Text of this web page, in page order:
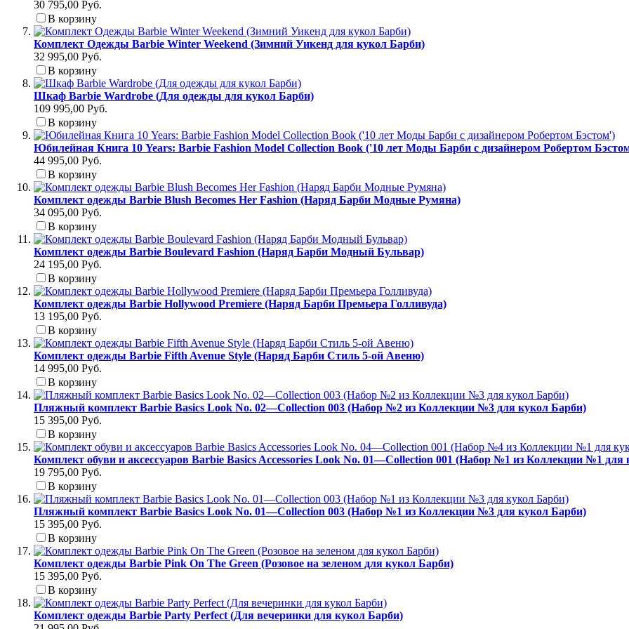
30 795,00 Руб.
В корзину
Комплект Одежды Barbie Winter Weekend (Зимний Уикенд для кукол Барби)
32 995,00 Руб.
В корзину
Шкаф Barbie Wardrobe (Для одежды для кукол Барби)
109 995,00 Руб.
В корзину
Юбилейная Книга 10 Years: Barbie Fashion Model Collection Book ('10 лет Моды Барби с дизайнером Робертом
44 995,00 Руб.
В корзину
Комплект одежды Barbie Blush Becomes Her Fashion (Наряд Барби Модные Румяна)
34 095,00 Руб.
В корзину
Комплект одежды Barbie Boulevard Fashion (Наряд Барби Модный Бульвар)
24 195,00 Руб.
В корзину
Комплект одежды Barbie Hollywood Premiere (Наряд Барби Премьера Голливуда)
13 195,00 Руб.
В корзину
Комплект одежды Barbie Fifth Avenue Style (Наряд Барби Стиль 5-ой Авеню)
14 995,00 Руб.
В корзину
Пляжный комплект Barbie Basics Look No. 02—Collection 003 (Набор №2 из Коллекции №3 для кукол Барби)
15 395,00 Руб.
В корзину
Комплект обуви и аксессуаров Barbie Basics Accessories Look No. 01—Collection 001 (Набор №1 из Коллекции №1 для
19 795,00 Руб.
В корзину
Пляжный комплект Barbie Basics Look No. 01—Collection 003 (Набор №1 из Коллекции №3 для кукол Барби)
15 395,00 Руб.
В корзину
Комплект одежды Barbie Pink On The Green (Розовое на зеленом для кукол Барби)
15 395,00 Руб.
В корзину
Комплект одежды Barbie Party Perfect (Для вечеринки для кукол Барби)